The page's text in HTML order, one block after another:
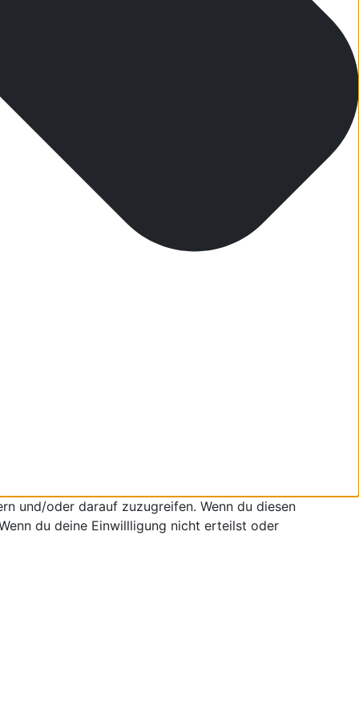
und/oder darauf zuzugreifen. Wenn du diesen
du deine Einwillligung nicht erteilst oder